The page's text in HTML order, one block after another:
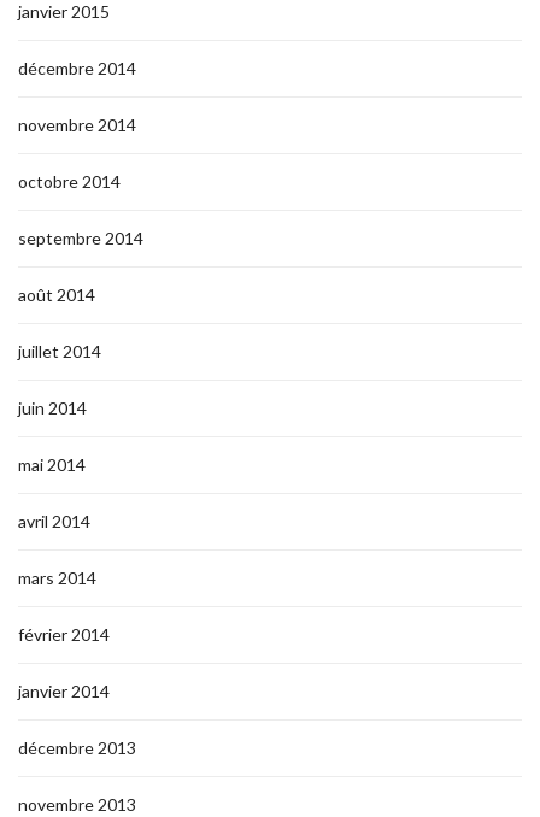
janvier 2015
décembre 2014
novembre 2014
octobre 2014
septembre 2014
août 2014
juillet 2014
juin 2014
mai 2014
avril 2014
mars 2014
février 2014
janvier 2014
décembre 2013
novembre 2013